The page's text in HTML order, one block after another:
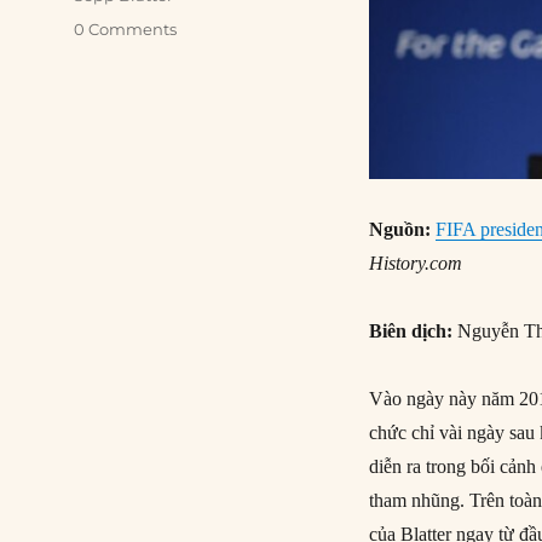
Nguồn:FIFA
History.com
Biên dịch:Nguyễn
Vào ngày này năm
chức chỉ vài ngày
diễn ra trong bối
tham nhũng. Trên
của Blatter ngay từ
0 Comments